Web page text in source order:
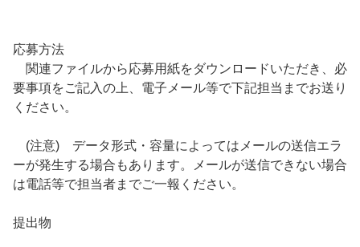
応募方法
関連ファイルから応募用紙をダウンロードいただき、必
要事項をご記入の上、電子メール等で下記担当までお送り
ください。
(注意) データ形式・容量によってはメールの送信エラ
ーが発生する場合もあります。メールが送信できない場合
は電話等で担当者までご一報ください。
提出物